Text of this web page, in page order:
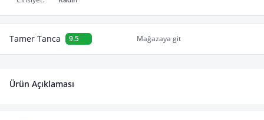
Tamer Tanca 9.5 Mağazaya git
Ürün Açıklaması